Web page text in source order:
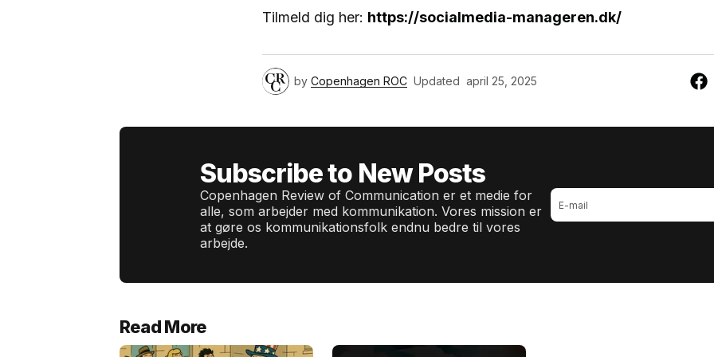
Tilmeld dig her: https://socialmedia-manageren.dk/
by Copenhagen ROC Updated april 25, 2025
Subscribe to New Posts
Copenhagen Review of Communication er et medie for
alle, som arbejder med kommunikation. Vores mission er
at gøre os kommunikationsfolk endnu bedre til vores
arbejde.
Read More